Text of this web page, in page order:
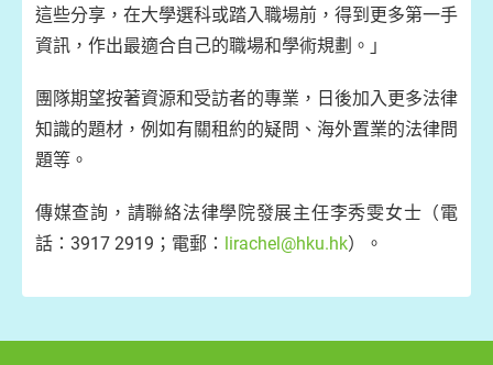
這些分享，在大學選科或踏入職場前，得到更多第一手
資訊，作出最適合自己的職場和學術規劃。」
團隊期望按著資源和受訪者的專業，日後加入更多法律
知識的題材，例如有關租約的疑問、海外置業的法律問
題等。
傳媒查詢，請聯絡法律學院發展主任李秀雯女士（電
話：3917 2919；電郵： lirachel@hku.hk）。